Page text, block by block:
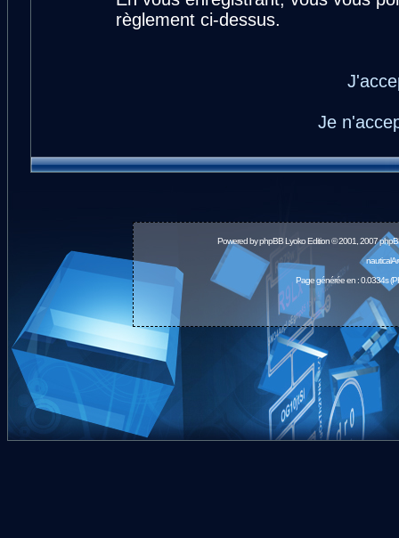
règlement ci-dessus.
Je
Powered byphpBBLyoko Edition © 2001, 2007
Page générée en : 0.0334s